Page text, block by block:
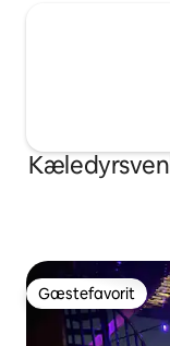
Gæstefavorit
Gæstefavorit